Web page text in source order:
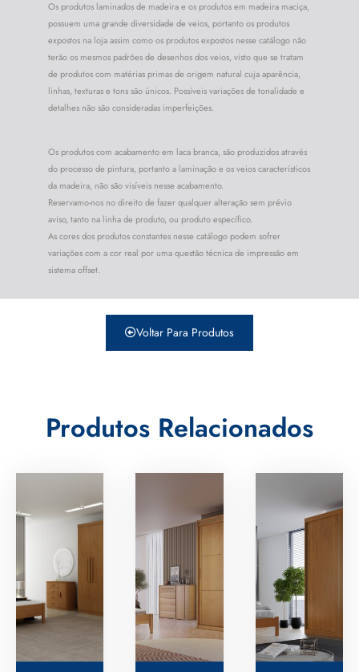
Os produtos laminados de madeira e os produtos em madeira maciça,
possuem uma grande diversidade de veios, portanto os produtos
expostos na loja assim como os produtos expostos nesse catálogo não
terão os mesmos padrões de desenhos dos veios, visto que se tratam
de produtos com matérias primas de origem natural cuja aparência,
linhas, texturas e tons são únicos. Possíveis variações de tonalidade e
detalhes não são consideradas imperfeições.
Os produtos com acabamento em laca branca, são produzidos através
do processo de pintura, portanto a laminação e os veios característicos
da madeira, não são visíveis nesse acabamento.
Reservamo-nos no direito de fazer qualquer alteração sem prévio
aviso, tanto na linha de produto, ou produto específico.
As cores dos produtos constantes nesse catálogo podem sofrer
variações com a cor real por uma questão técnica de impressão em
sistema offset.
Voltar Para Produtos
Produtos Relacionados